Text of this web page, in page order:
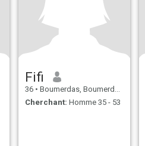
Fifi
36 • Boumerdas, Boumerdes, Algérie
Cherchant: Homme 35 - 53